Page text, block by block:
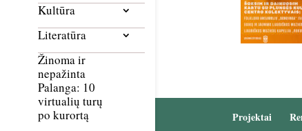
Kultūra
Literatūra
Žinoma ir
nepažinta
Palanga: 10
virtualių turų
po kurortą
Projektai